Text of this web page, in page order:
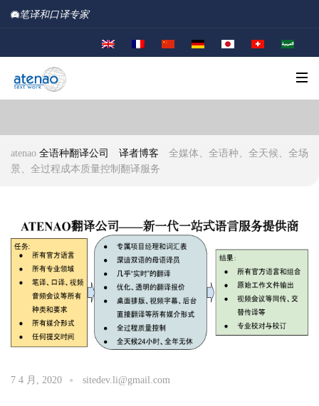
笔译和口译专家
atenao 全语种翻译公司 译者博客
全媒体、全语种、全天候、全场
景、全过程成本质量控制翻译服务
7 4 月, 2020 sitedev.li@gmail.com